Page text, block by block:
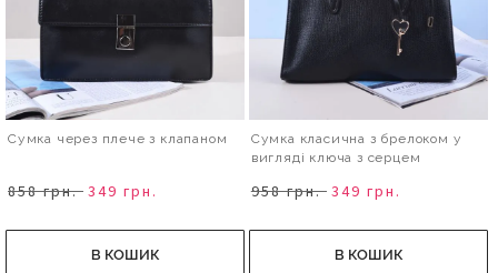
Сумка через плече з клапаном
858 грн. 349 грн.
В КОШИК
Сумка класична з брелоком у
вигляді ключа з серцем
958 грн. 349 грн.
В КОШИК